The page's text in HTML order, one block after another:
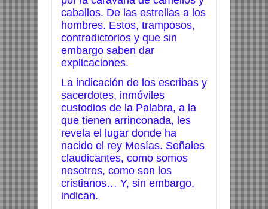
caballos. De las estrellas a los
hombres. Estos, tramposos,
contradictorios y que sin
embargo saben dar
explicaciones.
La indicación de los escribas y
sacerdotes, inmóviles
custodios de la Palabra, a la
que tienen arrinconada, les
revela el lugar donde ha
nacido el rey Mesías. Señales
claudicantes, como somos
nosotros, como son los
cristianos… Y, sin embargo,
indican.